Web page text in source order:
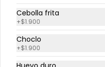
$9.500
Hamburguesa express
Hamburguesa, queso, tocino.
Cebolla frita
+$1.900
Choclo
+$1.900